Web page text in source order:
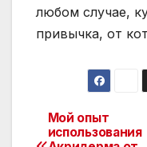
любом случае,
привычка, от
Мой опыт
использования